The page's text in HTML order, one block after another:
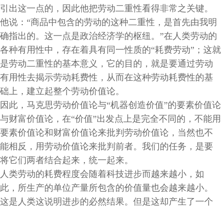
引出这一点的，因此他把劳动二重性看得非常之关键。
他说：“商品中包含的劳动的这种二重性，是首先由我明
确指出的。这一点是政治经济学的枢纽。”在人类劳动的
各种有用性中，存在着具有同一性质的“耗费劳动”；这就
是劳动二重性的基本意义，它的目的，就是要通过劳动
有用性去揭示劳动耗费性，从而在这种劳动耗费性的基
础上，建立起整个劳动价值论。
因此，马克思劳动价值论与“机器创造价值”的要素价值论
与财富价值论，在“价值”出发点上是完全不同的，不能用
要素价值论和财富价值论来批判劳动价值论，当然也不
能相反，用劳动价值论来批判前者。我们的任务，是要
将它们两者结合起来，统一起来。
人类劳动的耗费程度会随着科技进步而越来越小，如
此，所生产的单位产量所包含的价值量也会越来越小。
这是人类这说明进步的必然结果。但是这却产生了一个